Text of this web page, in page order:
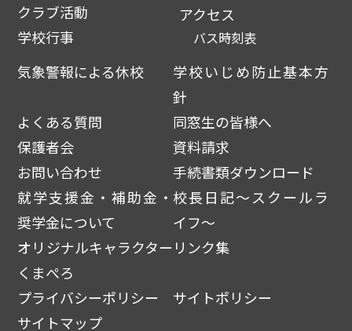
クラブ活動
学校行事
アクセス
バス時刻表
気象警報による休校
学校いじめ防止基本方
針
よくある質問
同窓生の皆様へ
保護者会
資料請求
お問い合わせ
手続書類ダウンロード
就学支援金・補助金・
奨学金について
校長日記～スクールラ
イフ～
オリジナルキャラクター
くまぺろ
リンク集
プライバシーポリシー
サイトポリシー
サイトマップ